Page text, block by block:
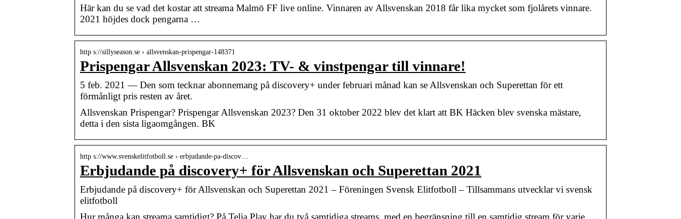
Här kan du se vad det kostar att streama Malmö FF live online. Vinnaren av Allsvenskan 2018 får lika mycket som fjolårets vinnare.
2021 höjdes dock pengarna …
http s://sillyseason.se › allsvenskan-prispengar-148371
Prispengar Allsvenskan 2023: TV- & vinstpengar till vinnare!
5 feb. 2021 — Den som tecknar abonnemang på discovery+ under februari månad kan se Allsvenskan och Superettan för ett
förmånligt pris resten av året.
Allsvenskan Prispengar? Prispengar Allsvenskan 2023? Den 31 oktober 2022 blev det klart att BK Häcken blev svenska mästare,
detta i den sista ligaomgången. BK
http s://www.svenskelitfotboll.se › erbjudande-pa-discov…
Erbjudande på discovery+ för Allsvenskan och Superettan 2021
Erbjudande på discovery+ för Allsvenskan och Superettan 2021 – Föreningen Svensk Elitfotboll – Tillsammans utvecklar vi svensk
elitfotboll
Hur många kan streama samtidigt? På Telia Play har du två samtidiga streams, med en begränsning till en samtidig stream för varje